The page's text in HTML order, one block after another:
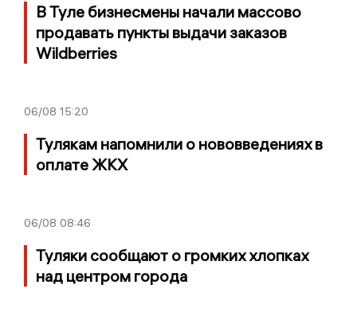
В Туле бизнесмены начали массово
продавать пункты выдачи заказов
Wildberries
06/08 15:20
Тулякам напомнили о нововведениях в
оплате ЖКХ
06/08 08:46
Туляки сообщают о громких хлопках
над центром города